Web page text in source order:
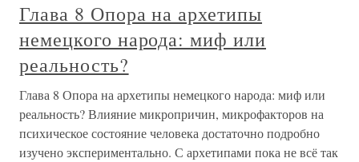
Глава 8 Опора на архетипы
немецкого народа: миф или
реальность?
Глава 8 Опора на архетипы немецкого народа: миф или
реальность? Влияние микропричин, микрофакторов на
психическое состояние человека достаточно подробно
изучено экспериментально. С архетипами пока не всё так